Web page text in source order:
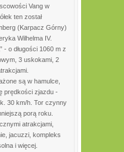
Vang w
ten został
(Karpacz Górny)
Wilhelma IV.
- o długości 1060 m z
3 uskokami, 2
są w hamulce,
prędkości zjazdu -
30 km/h. Tor czynny
porą roku.
atrakcjami,
jacuzzi, kompleks
i więcej.